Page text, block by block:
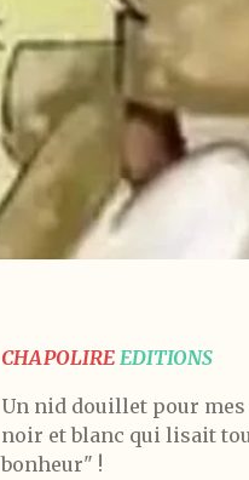
CHAPOLIRE EDITIONS
Un nid douillet pour
noir et blanc qui lisait
bonheur" !